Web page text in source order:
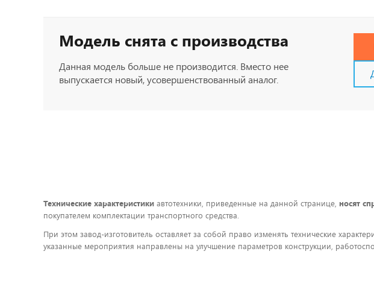
Модель снята с производства
Данная модель больше не производится. Вместо нее
выпускается новый, усовершенствованный аналог.
Технические характеристики автотехники, приведенные на данной странице, носят
покупателем комплектации транспортного средства.
При этом завод-изготовитель оставляет за собой право изменять технические
указанные мероприятия направлены на улучшение параметров конструкции,